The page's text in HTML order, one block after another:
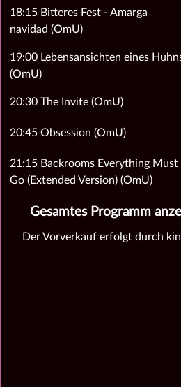
18:15 Bitteres Fest - Amarga
navidad (OmU)
19:00 Lebensansichten eines
(OmU)
20:30 The Invite (OmU)
20:45 Obsession (OmU)
21:15 Backrooms Everything Must
Go (Extended Version) (OmU)
Gesamtes Programm
Der Vorverkauf erfolgt durch